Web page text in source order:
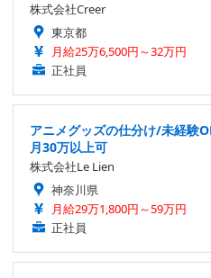
株式会社Creer
東京都
月給25万6,500円～32万円
正社員
アニメグッズの仕分け/未経験
月30万以上可
株式会社Le Lien
神奈川県
月給29万1,800円～59万円
正社員